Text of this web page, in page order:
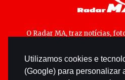
Utilizamos cookies e
(Google) para personalizar
O Radar MA, traz notícias,
maranhenses; matérias
pública e